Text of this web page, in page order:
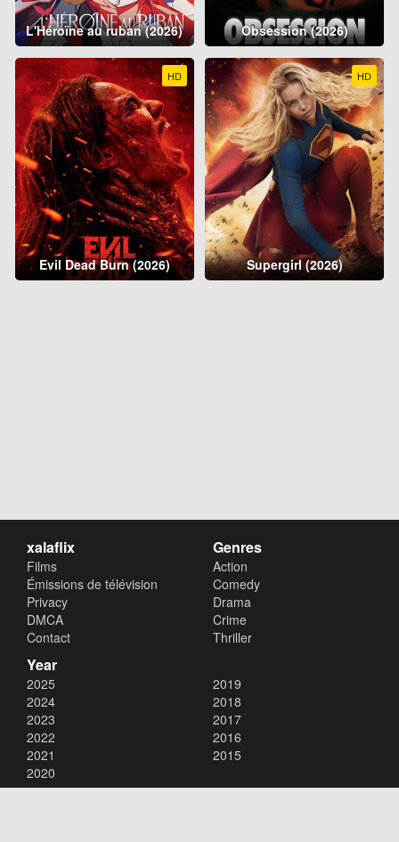
L'Héroïne au ruban (2026) Obsession (2026)
HD
Evil Dead Burn (2026)
HD
Supergirl (2026)
xalaflix
Films
Émissions de télévision
Privacy
DMCA
Contact
Genres
Action
Comedy
Drama
Crime
Thriller
Year
2025
2024
2023
2022
2021
2020
2019
2018
2017
2016
2015